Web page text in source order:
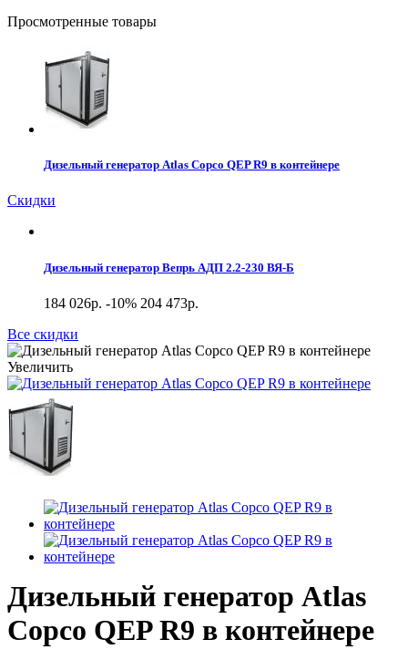
Просмотренные товары
Дизельный генератор Atlas Copco QEP R9 в контейнере
Скидки
Дизельный генератор Вепрь АДП 2.2-230 ВЯ-Б
184 026р. -10% 204 473р.
Все скидки
Увеличить
Дизельный генератор Atlas
Copco QEP R9 в контейнере